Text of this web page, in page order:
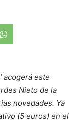
acogerá este
Nieto de la
novedades. Ya
(5 euros) en el